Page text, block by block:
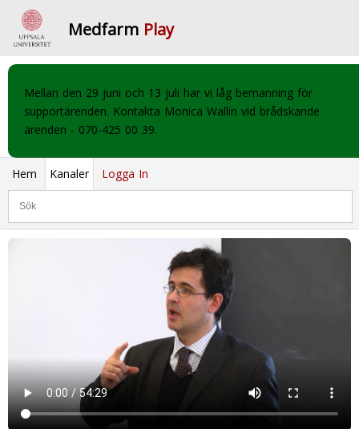
Medfarm Play
Mellan den 29 juni och 13 juli har vi låg bemanning för
supportärenden. Kontakta Monica Wallin vid brådskande
ärenden - 070-425 00 39.
Hem Kanaler Logga In